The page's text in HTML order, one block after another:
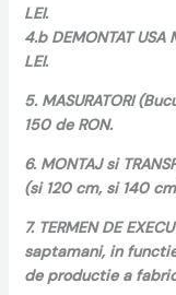
LEI.
4.b DEMONTAT USA
LEI.
5. MASURATORI
150 de RON.
6. MONTAJ si
(si 120 cm, si 140
7. TERMEN DE
saptamani, in
de productie a